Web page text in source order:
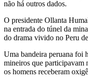
não há outros dados.
O presidente Ollanta
na entrada do túnel da
do drama vivido no Peru
Uma bandeira peruana foi
mineiros que participavam
os homens receberam